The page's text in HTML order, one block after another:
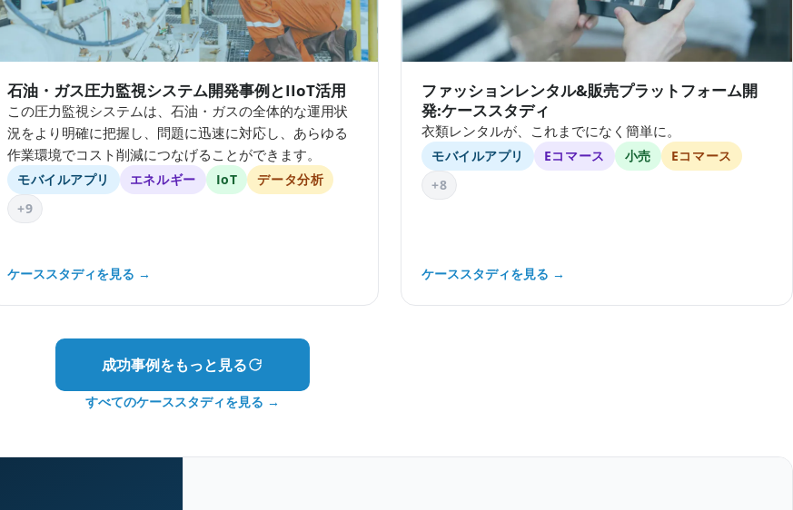
石油・ガス圧力監視システム開発事例とIIoT活用
この圧力監視システムは、石油・ガスの全体的な運用状
況をより明確に把握し、問題に迅速に対応し、あらゆる
作業環境でコスト削減につなげることができます。
モバイルアプリ エネルギー IoT
データ分析
+9
ケーススタディを見る →
ファッションレンタル&販売プラットフォーム開
発:ケーススタディ
衣類レンタルが、これまでになく簡単に。
モバイルアプリ Eコマース 小売
Eコマース
+8
ケーススタディを見る →
成功事例をもっと見る
すべてのケーススタディを見る →